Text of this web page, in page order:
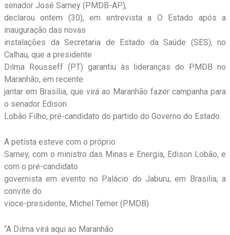
senador José Sarney (PMDB-AP),
declarou ontem (30), em entrevista a O Estado após a
inauguração das novas
instalações da Secretaria de Estado da Saúde (SES), no
Calhau, que a presidente
Dilma Rousseff (PT) garantiu às lideranças do PMDB no
Maranhão, em recente
jantar em Brasília, que virá ao Maranhão fazer campanha para
o senador Edison
Lobão Filho, pré-candidato do partido do Governo do Estado.
A petista esteve com o próprio
Sarney, com o ministro das Minas e Energia, Edison Lobão, e
com o pré-candidato
governista em evento no Palácio do Jaburu, em Brasília, a
convite do
vioce-presidente, Michel Temer (PMDB)
“A Dilma virá aqui ao Maranhão